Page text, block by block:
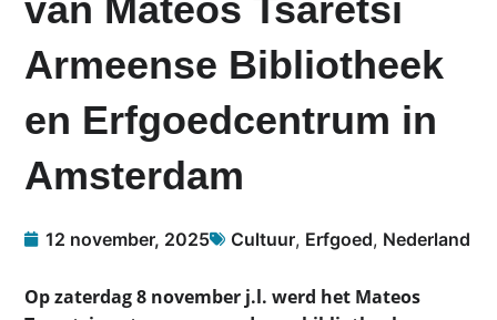
van Mateos Tsaretsi
Armeense Bibliotheek
en Erfgoedcentrum in
Amsterdam
12 november, 2025 Cultuur, Erfgoed, Nederland
Op zaterdag 8 november j.l. werd het Mateos